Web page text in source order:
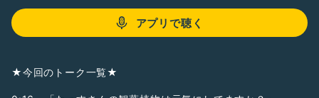
アプリで聴く
★今回のトーク一覧★